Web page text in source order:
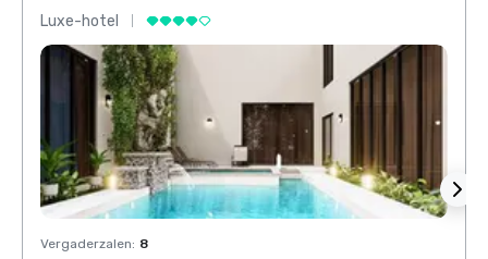
Luxe-hotel
Vergaderzalen: 8